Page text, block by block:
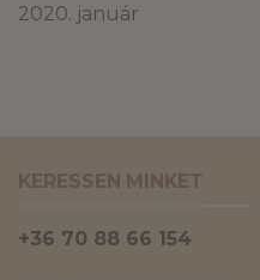
2020. január
KERESSEN MINKET
+36 70 88 66 154